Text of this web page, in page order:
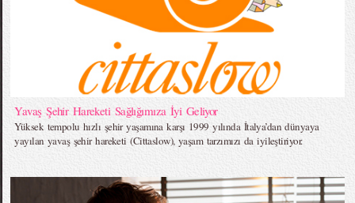
Yavaş Şehir Hareketi Sağlığımıza İyi Geliyor
Yüksek tempolu hızlı şehir yaşamına karşı 1999 yılında İtalya’dan dünyaya
yayılan yavaş şehir hareketi (Cittaslow), yaşam tarzımızı da iyileştiriyor.